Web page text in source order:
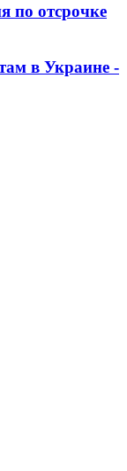
по отсрочке
в Украине -